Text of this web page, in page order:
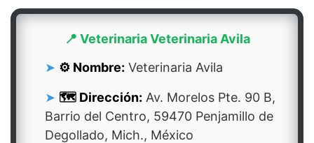
📍 Veterinaria Veterinaria Avila
⚙️ Nombre: Veterinaria Avila
🗺️ Dirección: Av. Morelos Pte. 90 B,
Barrio del Centro, 59470 Penjamillo de
Degollado, Mich., México